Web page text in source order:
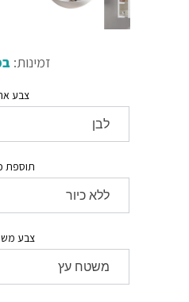
זמינות:
צבע
תוספת
צבע